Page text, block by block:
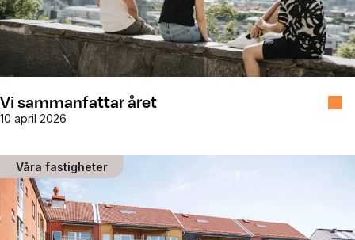
Vi sammanfattar året
10 april 2026
Våra fastigheter